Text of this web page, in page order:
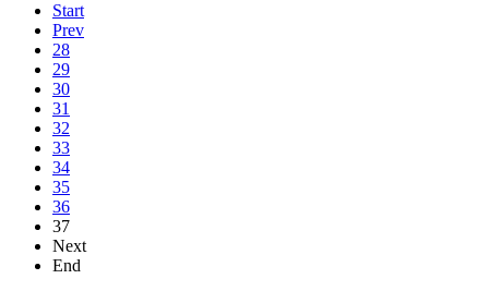
Start
Prev
28
29
30
31
32
33
34
35
36
37
Next
End